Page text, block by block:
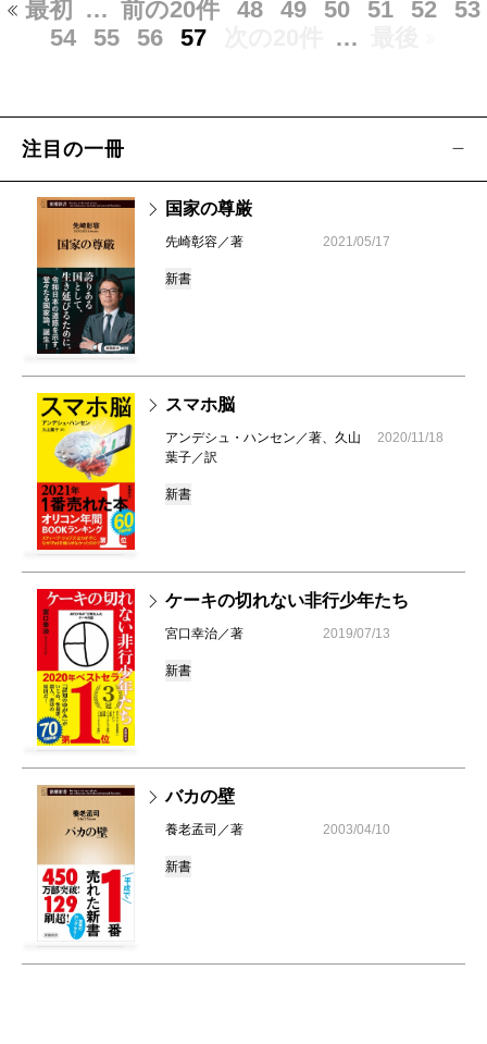
最初 … 前の20件 48 49 50 51 52
53
54
55 56 57 …
注目の一冊
国家の尊厳
先崎彰容／著 2021/05/17
新書
スマホ脳
アンデシュ・ハンセン／著、久山
葉子／訳
2020/11/18
新書
ケーキの切れない非行少年たち
宮口幸治／著 2019/07/13
新書
バカの壁
養老孟司／著 2003/04/10
新書